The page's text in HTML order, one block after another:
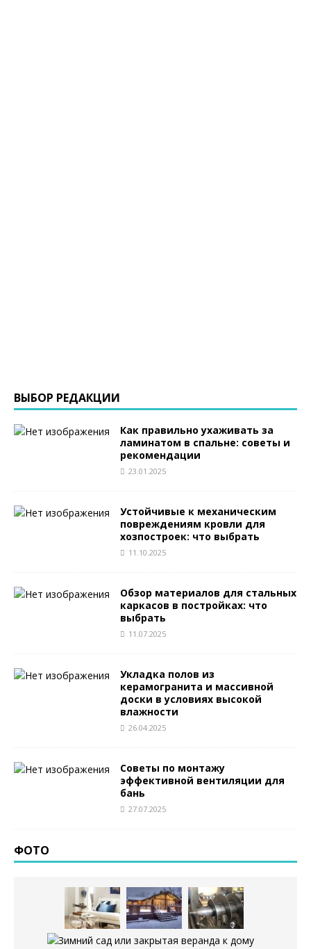
ВЫБОР РЕДАКЦИИ
Как правильно ухаживать за
ламинатом в спальне: советы и
рекомендации
23.01.2025
Устойчивые к механическим
повреждениям кровли для
хозпостроек: что выбрать
11.10.2025
Обзор материалов для стальных
каркасов в постройках: что
выбрать
11.07.2025
Укладка полов из
керамогранита и массивной
доски в условиях высокой
влажности
26.04.2025
Советы по монтажу
эффективной вентиляции для
бань
27.07.2025
ФОТО